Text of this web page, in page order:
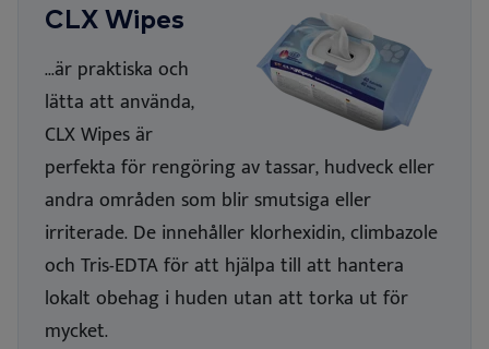
CLX Wipes
...är praktiska och
lätta att använda,
CLX Wipes är
perfekta för rengöring av tassar, hudveck eller
andra områden som blir smutsiga eller
irriterade. De innehåller klorhexidin, climbazole
och Tris-EDTA för att hjälpa till att hantera
lokalt obehag i huden utan att torka ut för
mycket.